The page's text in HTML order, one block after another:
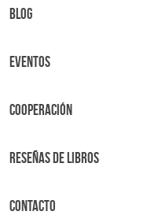
BLOG
Eventos
Cooperación
Reseñas de libros
Contacto